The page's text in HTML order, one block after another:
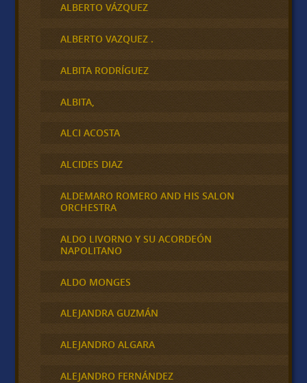
ALBERTO VÁZQUEZ
ALBERTO VAZQUEZ .
ALBITA RODRÍGUEZ
ALBITA,
ALCI ACOSTA
ALCIDES DIAZ
ALDEMARO ROMERO AND HIS SALON
ORCHESTRA
ALDO LIVORNO Y SU ACORDEÓN
NAPOLITANO
ALDO MONGES
ALEJANDRA GUZMÁN
ALEJANDRO ALGARA
ALEJANDRO FERNÁNDEZ